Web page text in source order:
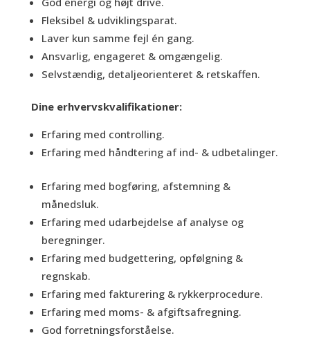
Fleksibel & udviklingsparat.
Laver kun samme fejl én gang.
Ansvarlig, engageret & omgængelig.
Selvstændig, detaljeorienteret & retskaffen.
Dine erhvervskvalifikationer:
Erfaring med controlling.
Erfaring med håndtering af ind- & udbetalinger.
Erfaring med bogføring, afstemning &
månedsluk.
Erfaring med udarbejdelse af analyse og
beregninger.
Erfaring med budgettering, opfølgning &
regnskab.
Erfaring med fakturering & rykkerprocedure.
Erfaring med moms- & afgiftsafregning.
God forretningsforståelse.